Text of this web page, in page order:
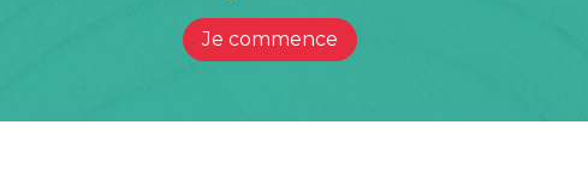
Je commence